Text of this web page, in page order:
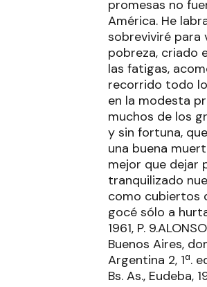
promesas no
América. He
sobreviviré para
pobreza, criado
las fatigas,
recorrido todo
en la modesta
muchos de los
y sin fortuna,
una buena
mejor que dejar
tranquilizado
como cubiertos
gocé sólo a
1961, P.
Buenos Aires,
Argentina 2, 1ª.
Bs. As.,